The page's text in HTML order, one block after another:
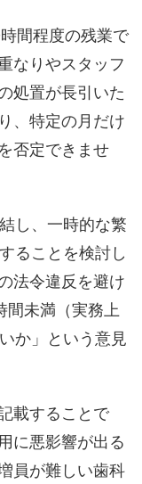
間程度の残業で
なりやスタッフ
処置が長引いた
、特定の月だけ
否定できませ
し、一時的な繁
ることを検討し
法令違反を避け
間未満（実務上
か」という意見
載することで
に悪影響が出る
員が難しい歯科